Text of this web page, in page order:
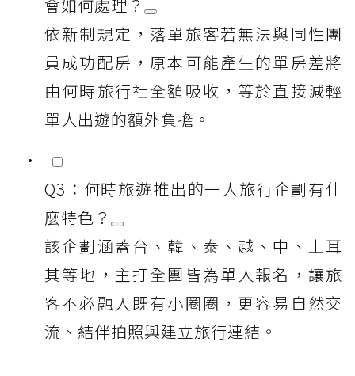
會如何處理？
依新制規定，落單旅客若無法與同性團
員成功配房，原本可能產生的單房差將
由何時旅行社全額吸收，等於直接減輕
單人出遊的額外負擔。
Q3：何時旅遊推出的一人旅行企劃有什
麼特色？
該企劃涵蓋台、韓、泰、越、中、土耳
其等地，主打全團皆為單人報名，讓旅
客不必融入既有小圈圈，更容易自然交
流、結伴拍照與建立旅行連結。